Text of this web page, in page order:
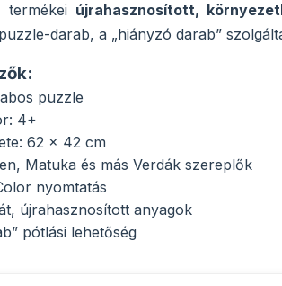
termékei újrahasznosított,
darab, a „hiányzó darab”
puzzle
4+
62 × 42 cm
Matuka és más Verdák szereplők
nyomtatás
újrahasznosított anyagok
pótlási lehetőség